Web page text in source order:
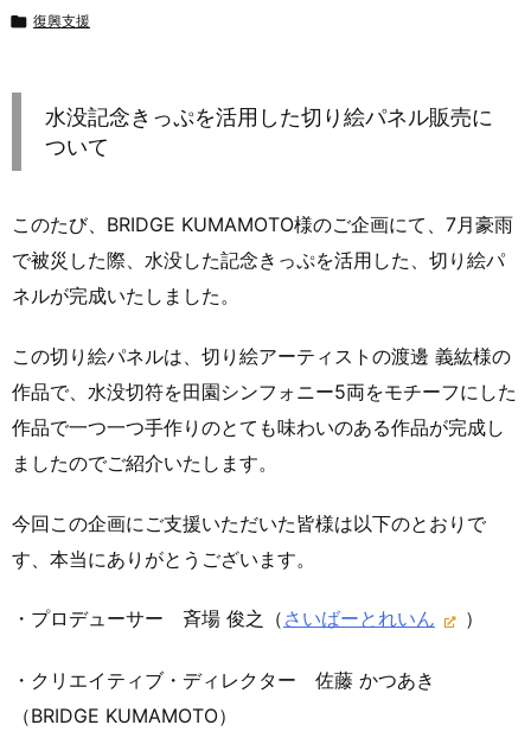
 復興支援
水没記念きっぷを活用した切り絵パネル販売に
ついて
このたび、BRIDGE KUMAMOTO様のご企画にて、7月豪雨
で被災した際、水没した記念きっぷを活用した、切り絵パ
ネルが完成いたしました。
この切り絵パネルは、切り絵アーティストの渡邊 義紘様の
作品で、水没切符を田園シンフォニー5両をモチーフにした
作品で一つ一つ手作りのとても味わいのある作品が完成し
ましたのでご紹介いたします。
今回この企画にご支援いただいた皆様は以下のとおりで
す、本当にありがとうございます。
・プロデューサー 斉場 俊之（ さいばーとれいん ）
・クリエイティブ・ディレクター 佐藤 かつあき
（BRIDGE KUMAMOTO）